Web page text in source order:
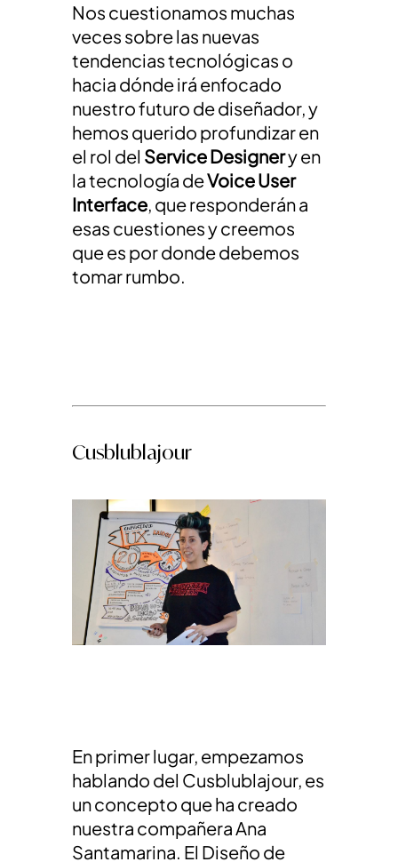
Nos cuestionamos muchas
veces sobre las nuevas
tendencias tecnológicas o
hacia dónde irá enfocado
nuestro futuro de diseñador, y
hemos querido profundizar en
el rol del Service Designery en
la tecnología deVoice User
Interface, que responderán a
esas cuestiones y creemos
que es por donde debemos
tomar rumbo.
Cusblublajour
En primer lugar, empezamos
hablando del Cusblublajour, es
un concepto que ha creado
nuestra compañera Ana
Santamarina. El Diseño de